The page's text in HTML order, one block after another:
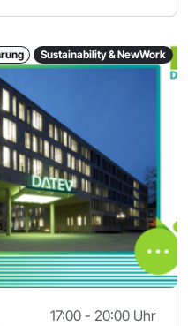
Sustainability & NewWork
17:00 - 20:00 Uhr